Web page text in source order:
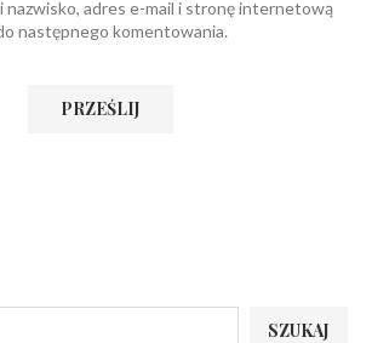
nazwisko, adres e-mail i stronę internetową
następnego komentowania.
SZUKAJ